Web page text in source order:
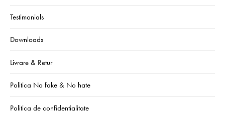
Testimonials
Downloads
Livrare & Retur
Politica No fake & No hate
Politica de confidentialitate